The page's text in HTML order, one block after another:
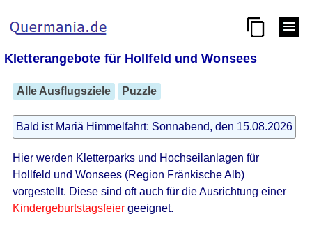
Kletterangebote für Hollfeld und Wonsees
Alle Ausflugsziele Puzzle
Bald ist Mariä Himmelfahrt: Sonnabend, den 15.08.2026
Hier werden Kletterparks und Hochseilanlagen für
Hollfeld und Wonsees (Region Fränkische Alb)
vorgestellt. Diese sind oft auch für die Ausrichtung einer
Kindergeburtstagsfeier geeignet.